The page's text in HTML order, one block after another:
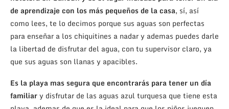
de aprendizaje con los más pequeños de la casa, sí, así
como lees, te lo decimos porque sus aguas son perfectas
para enseñar a los chiquitines a nadar y ademas puedes darle
la libertad de disfrutar del agua, con tu supervisor claro, ya
que sus aguas son llanas y apacibles.
Es la playa mas segura que encontrarás para tener un día
familiary disfrutar de las aguas azul turquesa que tiene esta